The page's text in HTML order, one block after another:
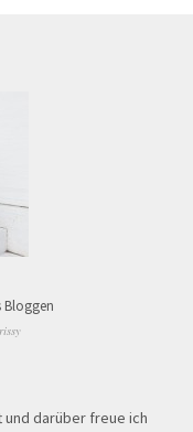
Bloggen
und darüber freue ich